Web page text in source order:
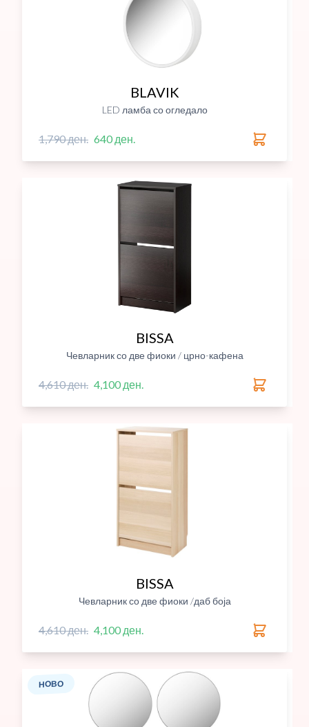
BLAVIK
LED ламба со огледало
1,790 ден. 640 ден.
BISSA
Чевларник со две фиоки / црно-кафена
4,610 ден. 4,100 ден.
BISSA
Чевларник со две фиоки /даб боја
4,610 ден. 4,100 ден.
НОВО